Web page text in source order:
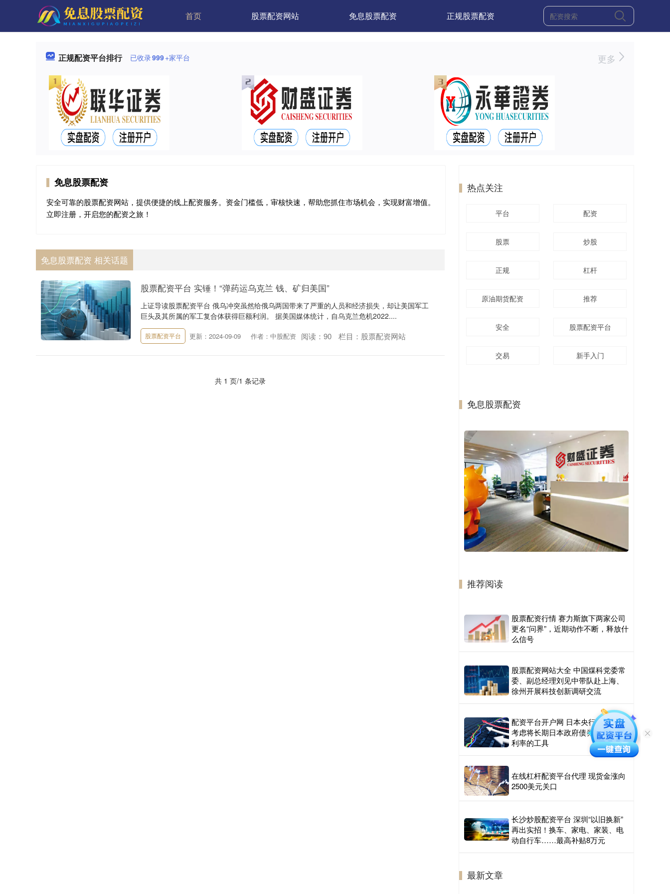
首页 股票配资网站 免息股票配资 正规股票配资
正规配资平台排行 已收录999+家平台 更多
免息股票配资
安全可靠的股票配资网站，提供便捷的线上配资服务。资金门槛低，审核快速，帮助您抓住市场机会，实现财富增值。
立即注册，开启您的配资之旅！
免息股票配资 相关话题
股票配资平台 实锤！“弹药运乌克兰 钱、矿归美国”
上证导读股票配资平台 俄乌冲突虽然给俄乌两国带来了严重的人员和经济损失，却让美国军工
巨头及其所属的军工复合体获得巨额利润。 据美国媒体统计，自乌克兰危机2022....
股票配资平台 更新：2024-09-09 作者：中股配资 阅读： 90 栏目： 股票配资网站
共 1 页/1 条记录
热点关注
平台 配资
股票 炒股
正规 杠杆
原油期货配资 推荐
安全 股票配资平台
交易 新手入门
免息股票配资
推荐阅读
股票配资行情 赛力斯旗下两家公司
更名“问界”，近期动作不断，释放什
么信号
股票配资网站大全 中国煤科党委常
委、副总经理刘见中带队赴上海、
徐州开展科技创新调研交流
配资平台开户网 日本央行行长：不
考虑将长期日本政府债券作为调整
利率的工具
在线杠杆配资平台代理 现货金涨向
2500美元关口
长沙炒股配资平台 深圳“以旧换新”
再出实招！换车、家电、家装、电
动自行车……最高补贴8万元
最新文章